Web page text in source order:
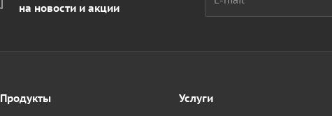
на новости и акции
Продукты Услуги